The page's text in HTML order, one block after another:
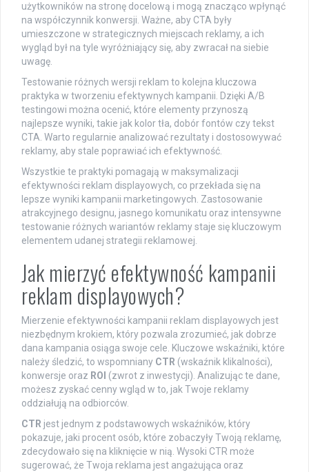
użytkowników na stronę docelową i mogą znacząco wpłynąć
na współczynnik konwersji. Ważne, aby CTA były
umieszczone w strategicznych miejscach reklamy, a ich
wygląd był na tyle wyróżniający się, aby zwracał na siebie
uwagę.
Testowanie różnych wersji reklam to kolejna kluczowa
praktyka w tworzeniu efektywnych kampanii. Dzięki A/B
testingowi można ocenić, które elementy przynoszą
najlepsze wyniki, takie jak kolor tła, dobór fontów czy tekst
CTA. Warto regularnie analizować rezultaty i dostosowywać
reklamy, aby stale poprawiać ich efektywność.
Wszystkie te praktyki pomagają w maksymalizacji
efektywności reklam displayowych, co przekłada się na
lepsze wyniki kampanii marketingowych. Zastosowanie
atrakcyjnego designu, jasnego komunikatu oraz intensywne
testowanie różnych wariantów reklamy staje się kluczowym
elementem udanej strategii reklamowej.
Jak mierzyć efektywność kampanii
reklam displayowych?
Mierzenie efektywności kampanii reklam displayowych jest
niezbędnym krokiem, który pozwala zrozumieć, jak dobrze
dana kampania osiąga swoje cele. Kluczowe wskaźniki, które
należy śledzić, to wspomniany CTR (wskaźnik klikalności),
konwersje oraz ROI (zwrot z inwestycji). Analizując te dane,
możesz zyskać cenny wgląd w to, jak Twoje reklamy
oddziałują na odbiorców.
CTR jest jednym z podstawowych wskaźników, który
pokazuje, jaki procent osób, które zobaczyły Twoją reklamę,
zdecydowało się na kliknięcie w nią. Wysoki CTR może
sugerować, że Twoja reklama jest angażująca oraz